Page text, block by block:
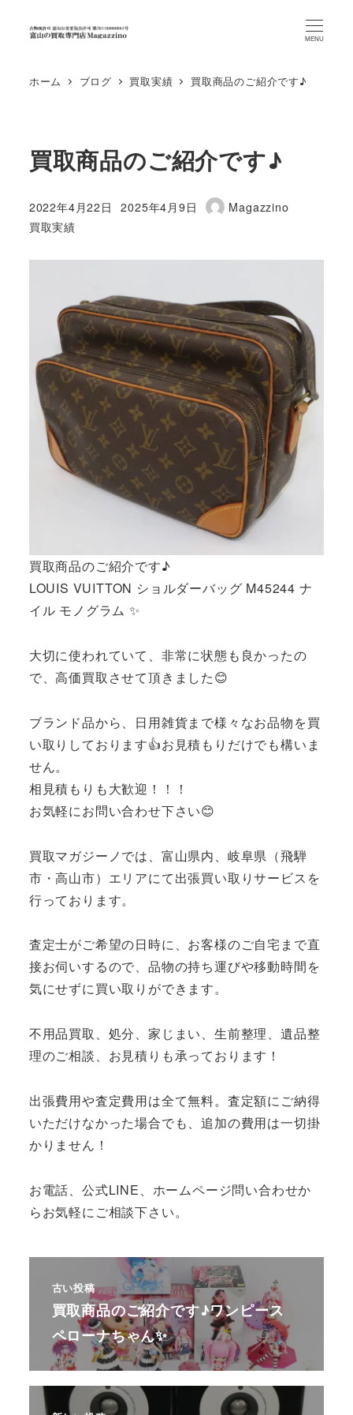
MENU
ホーム ブログ 買取実績 買取商品のご紹介です♪
買取商品のご紹介です♪
投稿日
2022年4月22日
更新日
2025年4月9日
著
Magazzino
カテゴリー
買取実績
買取商品のご紹介です♪
LOUIS VUITTON ショルダーバッグ M45244 ナ
イル モノグラム ✨
大切に使われていて、非常に状態も良かったの
で、高価買取させて頂きました😊
ブランド品から、日用雑貨まで様々なお品物を買
い取りしております👍お見積もりだけでも構いま
せん。
相見積もりも大歓迎！！！
お気軽にお問い合わせ下さい😊
買取マガジーノでは、富山県内、岐阜県（飛騨
市・高山市）エリアにて出張買い取りサービスを
行っております。
査定士がご希望の日時に、お客様のご自宅まで直
接お伺いするので、品物の持ち運びや移動時間を
気にせずに買い取りができます。
不用品買取、処分、家じまい、生前整理、遺品整
理のご相談、お見積りも承っております！
出張費用や査定費用は全て無料。査定額にご納得
いただけなかった場合でも、追加の費用は一切掛
かりません！
お電話、公式LINE、ホームページ問い合わせか
らお気軽にご相談下さい。
古い投稿
買取商品のご紹介です♪ワンピース
ペローナちゃん✨